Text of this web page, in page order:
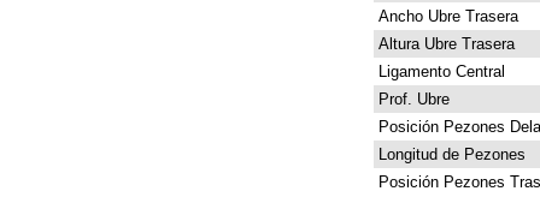
Ancho Ubre Trasera
Altura Ubre Trasera
Ligamento Central
Prof. Ubre
Posición Pezones
Longitud de Pezones
Posición Pezones